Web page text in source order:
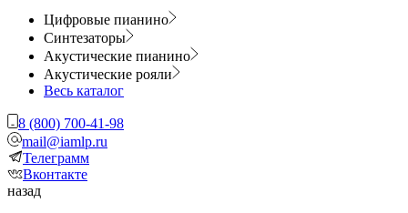
Цифровые пианино
Синтезаторы
Акустические пианино
Акустические рояли
Весь каталог
8 (800) 700-41-98
mail@iamlp.ru
Телеграмм
Вконтакте
назад